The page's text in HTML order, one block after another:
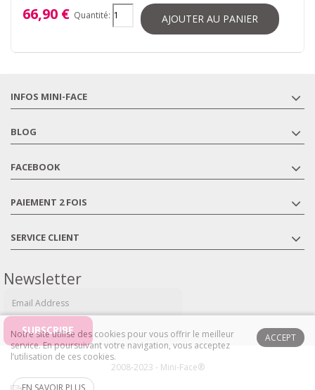
66,90 € Quantité: AJOUTER AU PANIER
INFOS MINI-FACE
BLOG
FACEBOOK
PAIEMENT 2 FOIS
SERVICE CLIENT
Newsletter
2008-2023 - Mini-Face®
ACCEPT
Notre site utilise des cookies pour vous offrir le meilleur
service. En poursuivant votre navigation, vous acceptez
l’utilisation de ces cookies.
EN SAVOIR PLUS